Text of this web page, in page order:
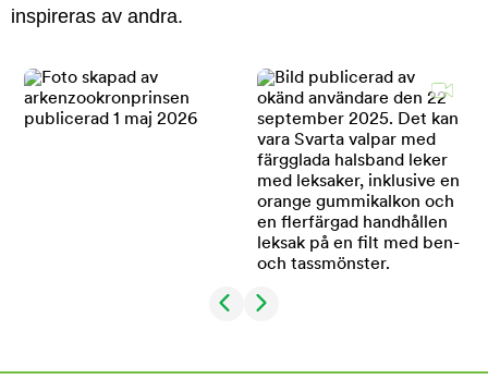
inspireras av andra.